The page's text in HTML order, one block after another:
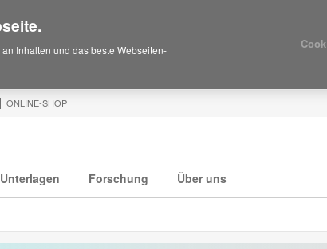
ONLINE-SHOP
Unterlagen Forschung Über uns
Inhalten und das beste Webseiten-